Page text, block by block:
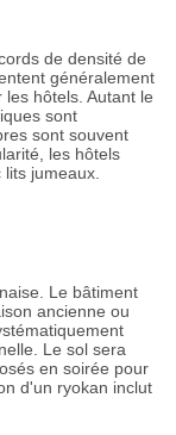
de densité de
généralement
hôtels. Autant le
sont
sont souvent
les hôtels
jumeaux.
Le bâtiment
ancienne ou
Le sol sera
en soirée pour
d'un ryokan inclut